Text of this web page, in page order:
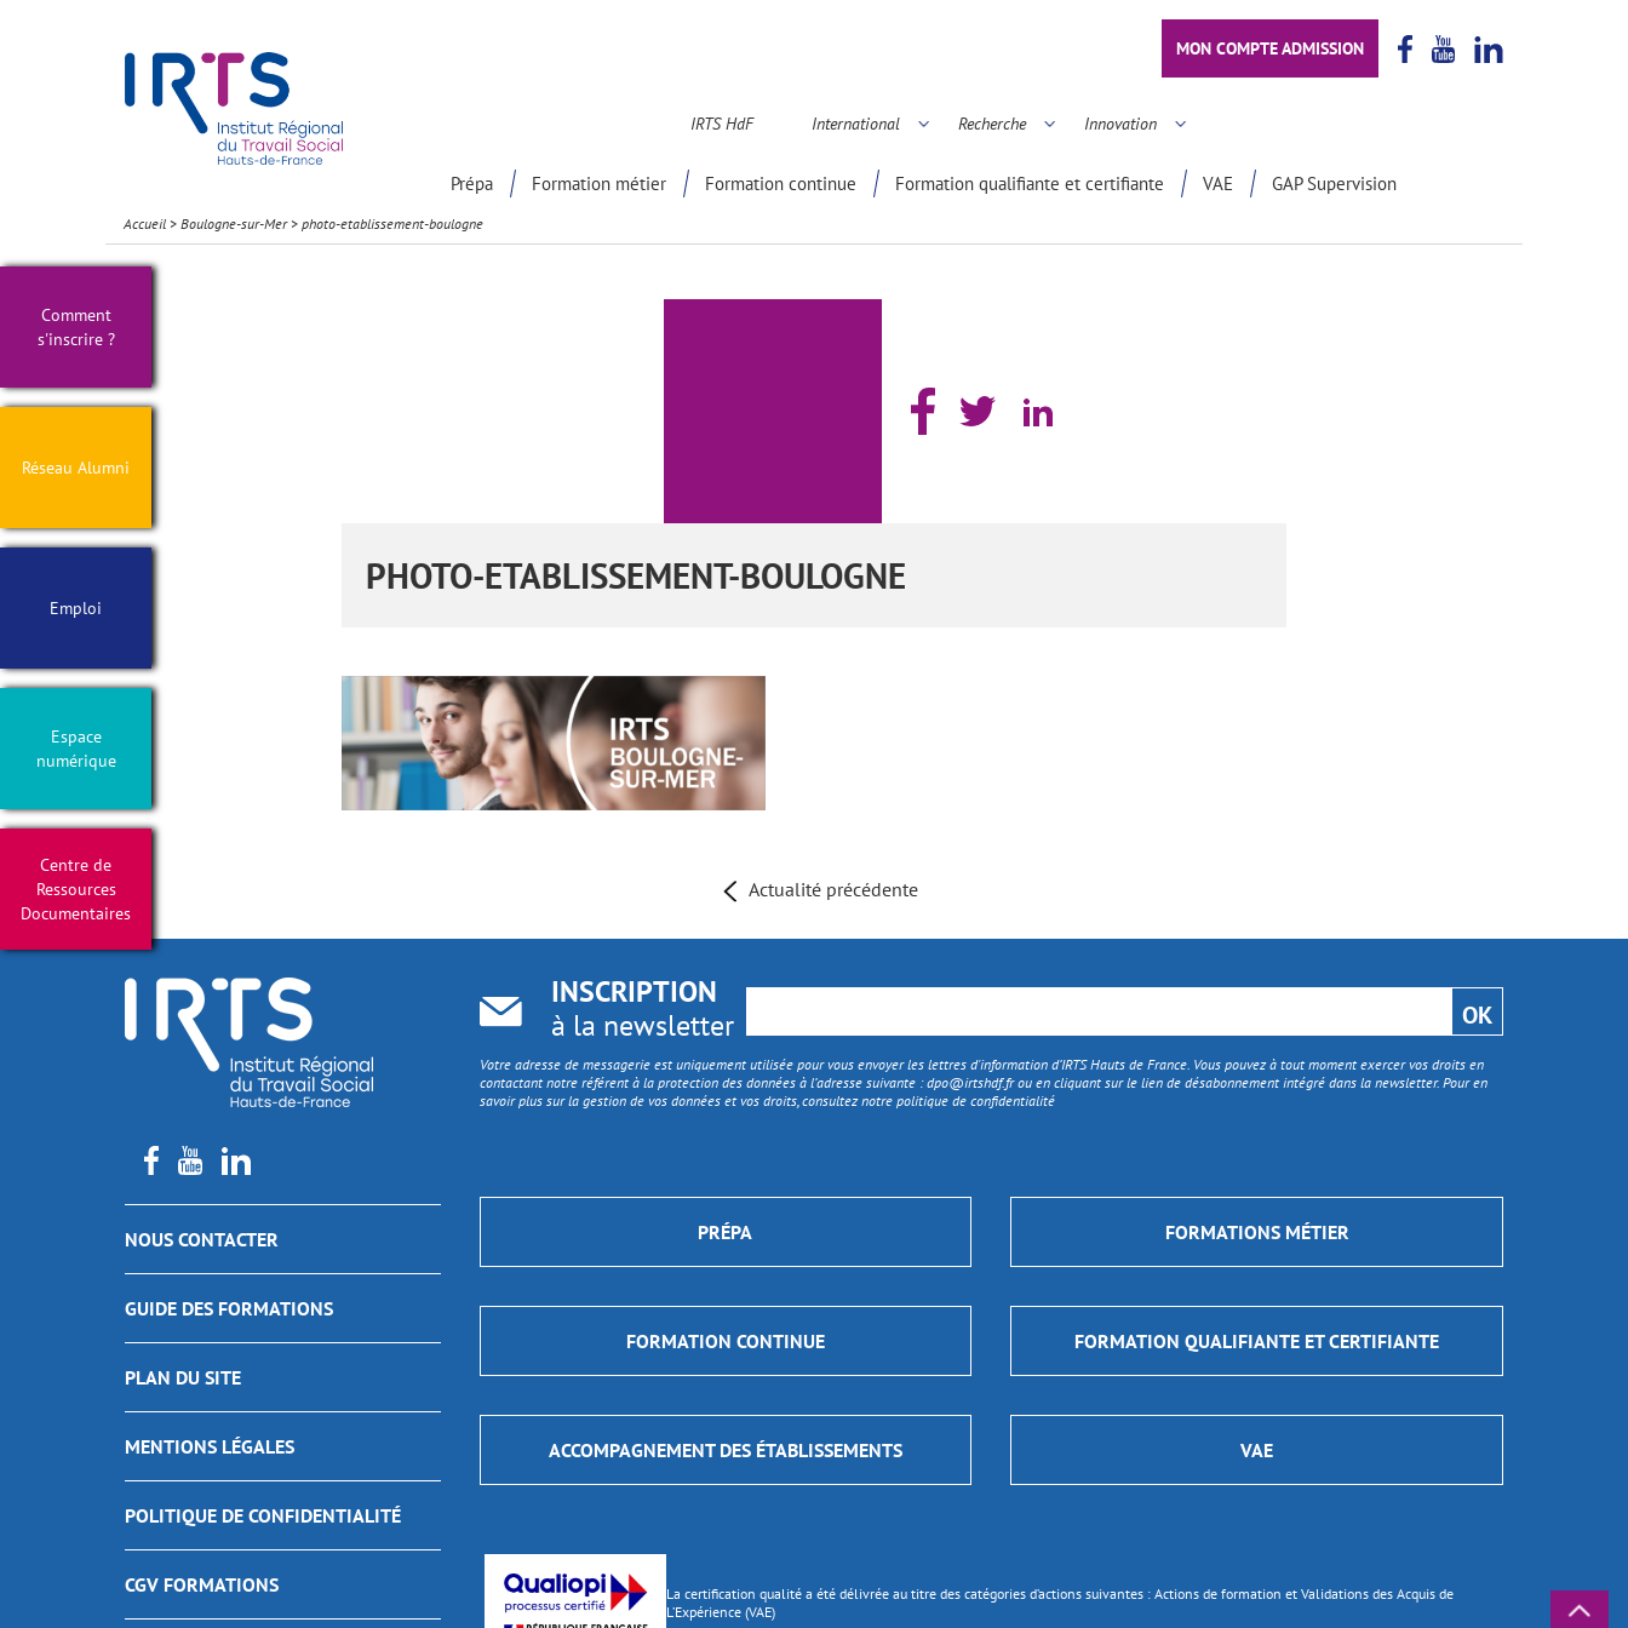
MON COMPTE ADMISSION
IRTS HdF International Recherche Innovation
Prépa Formation métier Formation continue Formation qualifiante et certifiante VAE GAP Supervision
Comment
s'inscrire ?
Réseau Alumni
Emploi
Espace
numérique
Centre de
Ressources
Documentaires
Accueil > Boulogne-sur-Mer> photo-etablissement-boulogne
PHOTO-ETABLISSEMENT-BOULOGNE
Actualité précédente
NOUS CONTACTER
GUIDE DES FORMATIONS
PLAN DU SITE
MENTIONS LÉGALES
POLITIQUE DE CONFIDENTIALITÉ
CGV FORMATIONS
INSCRIPTION
à la newsletter
Votre adresse de messagerie est uniquement utilisée pour vous envoyer les lettres d'information d’IRTS Hauts de France. Vous pouvez à tout moment exercer vos droits en
contactant notre référent à la protection des données à l’adresse suivante :dpo@irtshdf.frou en cliquant sur le lien de désabonnement intégré dans la newsletter. Pour en
savoir plus sur la gestion de vos données et vos droits, consultez notre politique de confidentialité
PRÉPA FORMATIONS MÉTIER
FORMATION CONTINUE FORMATION QUALIFIANTE ET CERTIFIANTE
ACCOMPAGNEMENT DES ÉTABLISSEMENTS VAE
La certification qualité a été délivrée au titre des catégories d’actions suivantes : Actions de formation et Validations des Acquis de
L’Expérience (VAE)